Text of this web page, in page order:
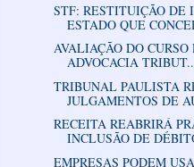
STF: RESTITUIÇÃO DE
ESTADO QUE
AVALIAÇÃO DO
ADVOCACIA
TRIBUNAL PAULISTA
JULGAMENTOS DE
RECEITA REABRIRÁ
INCLUSÃO DE
EMPRESAS PODEM